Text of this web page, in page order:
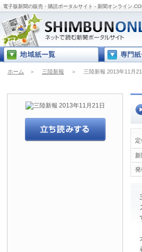
電子版新聞の販売・購読ポータルサイト - 新聞オンライン
ホーム ＞ 三陸新報 ＞ 三陸新報 2013年11月
定
新
発